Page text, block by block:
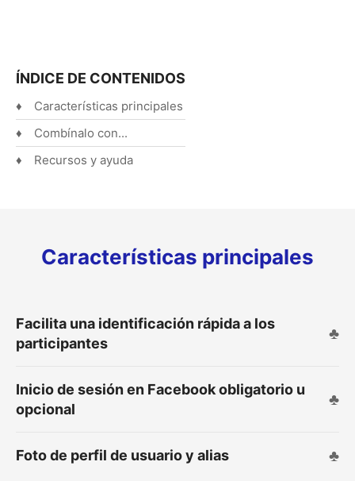
ÍNDICE DE CONTENIDOS
Características principales
Combínalo con...
Recursos y ayuda
Características principales
Facilita una identificación rápida a los
participantes
Inicio de sesión en Facebook obligatorio u
opcional
Foto de perfil de usuario y alias